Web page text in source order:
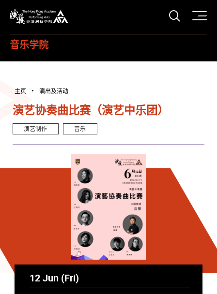
打开
音乐学院
主页 演出及活动
演艺协奏曲比赛（演艺中乐团）
演艺制作 音乐
12 Jun (Fri)